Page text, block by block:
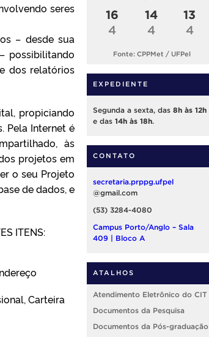
seres
– desde sua
possibilitando
dos relatórios
propiciando
Pela Internet é
às
projetos em
o seu Projeto
de dados, e
ITENS:
Carteira
16
4
14
4
13
4
Fonte: CPPMet / UFPel
EXPEDIENTE
Segunda a sexta, das 8h às 12h
e das 14h às 18h
CONTATO
secretaria.prppg.ufpel
@gmail.com
(53) 3284-4080
Campus Porto/Anglo – Sala
409 | Bloco A
ATALHOS
Atendimento Eletrônico do CIT
Documentos da Pesquisa
Documentos da Pós-graduação